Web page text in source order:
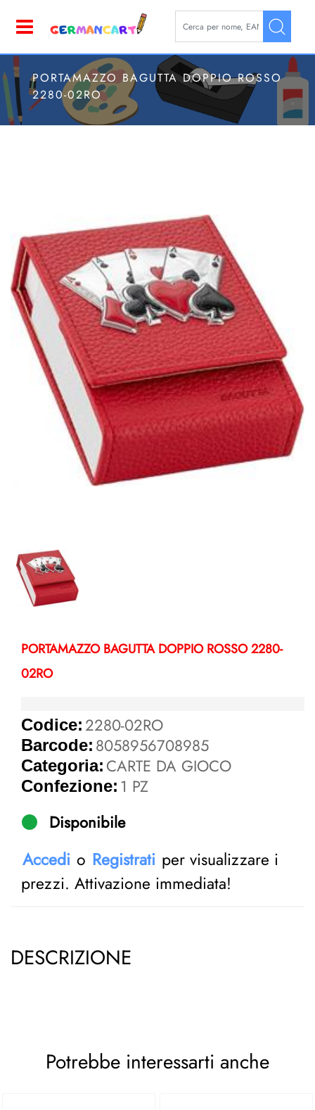
La modifica di un filtro
PORTAMAZZO BAGUTTA DOPPIO ROSSO
2280-02RO
PORTAMAZZO BAGUTTA DOPPIO ROSSO 2280-
02RO
Codice:2280-02RO
Barcode: 8058956708985
Categoria: CARTE DA GIOCO
Confezione: 1 PZ
Disponibile
Accedi o Registrati per visualizzare i
prezzi. Attivazione immediata!
DESCRIZIONE
Potrebbe interessarti anche